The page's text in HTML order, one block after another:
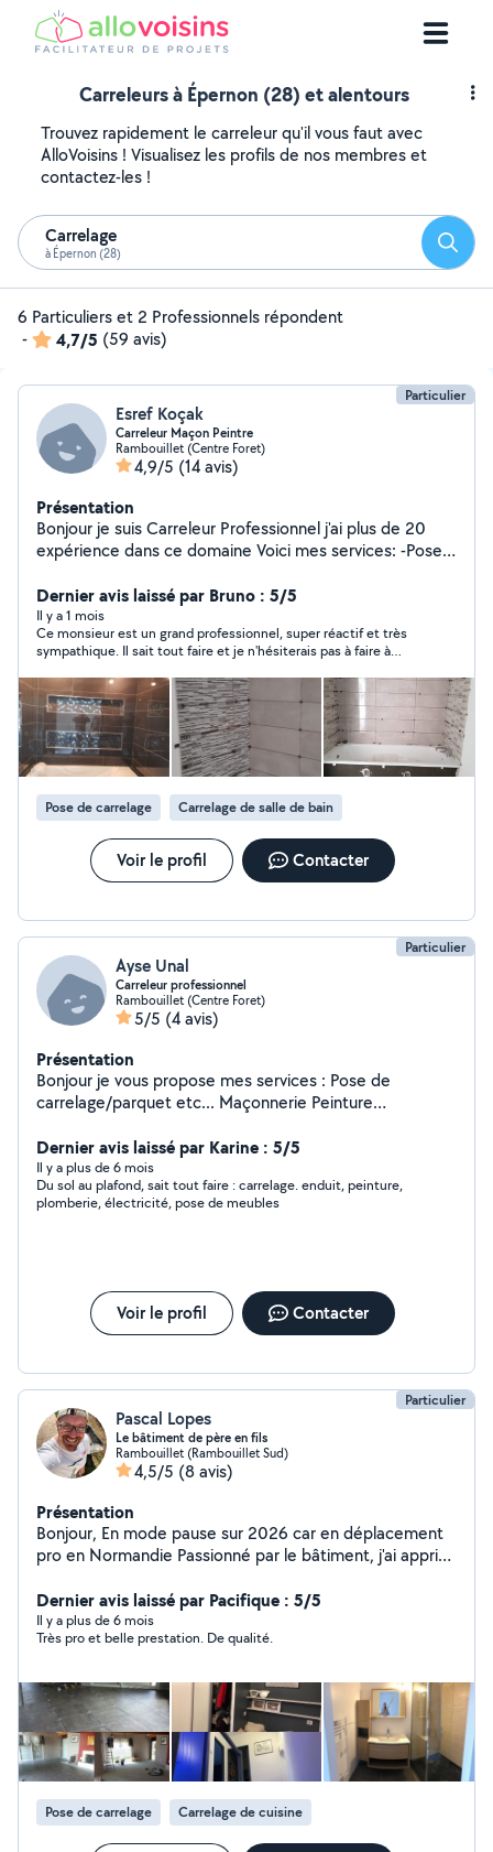
Carreleurs à Épernon (28) et alentours
Trouvez rapidement le carreleur qu'il vous faut avec
AlloVoisins ! Visualisez les profils de nos membres et
contactez-les !
Carrelage
à Épernon (28)
6 Particuliers et 2 Professionnels répondent
-
4,7/5 (59 avis)
Particulier
Esref Koçak
Carreleur Maçon Peintre
Rambouillet (Centre Foret)
4,9/5 (14 avis)
Présentation
Bonjour je suis Carreleur Professionnel j'ai plus de 20
expérience dans ce domaine Voici mes services: -Pose
Peinture -Plaquiste
Dernier avis laissé par Bruno : 5/5
Il y a 1 mois
Ce monsieur est un grand professionnel, super réactif et très
sympathique. Il sait tout faire et je n'hésiterais pas à faire à
Pose de carrelage Carrelage de salle de bain
Voir le profil Contacter
Particulier
Ayse Unal
Carreleur professionnel
Rambouillet (Centre Foret)
5/5 (4 avis)
Présentation
Bonjour je vous propose mes services : Pose de
carrelage/parquet etc... Maçonnerie Peinture
Dernier avis laissé par Karine : 5/5
Il y a plus de 6 mois
Du sol au plafond, sait tout faire : carrelage. enduit, peinture,
plomberie, électricité, pose de meubles
Voir le profil Contacter
Particulier
Pascal Lopes
Le bâtiment de père en fils
Rambouillet (Rambouillet Sud)
4,5/5 (8 avis)
Présentation
Bonjour, En mode pause sur 2026 car en déplacement
pro en Normandie Passionné par le bâtiment, j'ai appris
de réalisations, voir photo...Carrelage, maçonnerie,
pose menuiserie, placo, peinture, parquet, etc... Serieux
évidemment
Dernier avis laissé par Pacifique : 5/5
Il y a plus de 6 mois
Très pro et belle prestation. De qualité.
Pose de carrelage Carrelage de cuisine